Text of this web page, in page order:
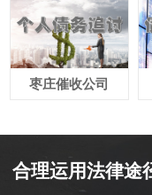
枣庄催收公司
合理运用法律途